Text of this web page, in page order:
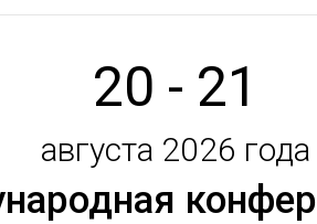
20 - 21
августа 2026 года